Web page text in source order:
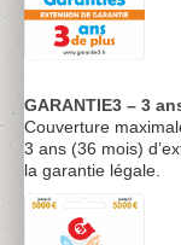
GARANTIE3 – 3
Couverture
3 ans (36 mois)
la garantie légale.